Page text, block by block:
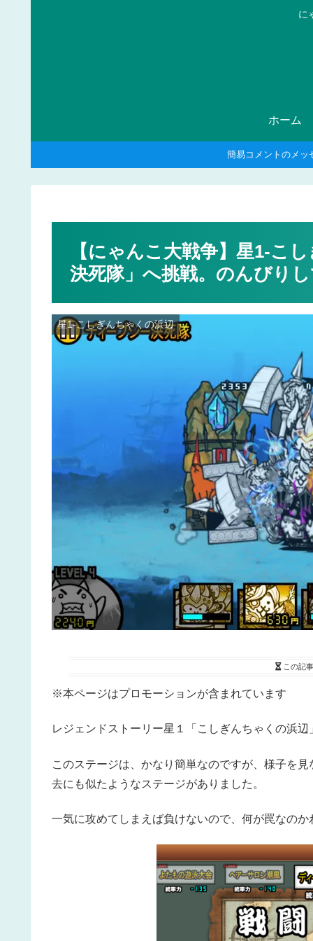
に
ホーム
簡易コメントのメッ
【にゃんこ大戦争】星1-こ
決死隊」へ挑戦。のんびり
星1-こしぎんちゃくの浜辺
この記
※本ページはプロモーションが含まれています
レジェンドストーリー星１「こしぎんちゃくの浜
このステージは、かなり簡単なのですが、様子を
去にも似たようなステージがありました。
一気に攻めてしまえば負けないので、何が罠なの